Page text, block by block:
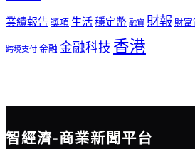
業績報告獎項生活穩定幣融資財報 財
跨境支付金融 金融科技香港
智經濟-商業新聞平台